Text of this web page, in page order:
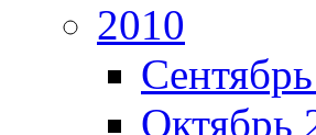
2010
Октябрь